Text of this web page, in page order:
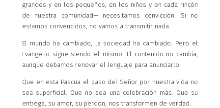
grandes y en los pequeños, en los niños y en cada rincón
de nuestra comunidad— necesitamos convicción. Si no
estamos convencidos, no vamos a transmitir nada.
El mundo ha cambiado, la sociedad ha cambiado. Pero el
Evangelio sigue siendo el mismo. El contenido no cambia,
aunque debamos renovar el lenguaje para anunciarlo.
Que en esta Pascua el paso del Señor por nuestra vida no
sea superficial. Que no sea una celebración más. Que su
entrega, su amor, su perdón, nos transformen de verdad.